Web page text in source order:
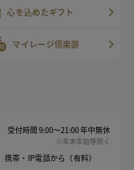
心を込めたギフト
マイレージ倶楽部
受付時間 9:00～21:00 年中無休
※年末年始等除く
携帯・IP電話から（有料）